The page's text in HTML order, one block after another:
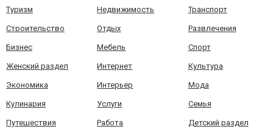
Туризм Недвижимость Транспорт
Строительство Отдых Развлечения
Бизнес Мебель Спорт
Женский раздел Интернет Культура
Экономика Интерьер Мода
Кулинария Услуги Семья
Путешествия Работа Детский раздел